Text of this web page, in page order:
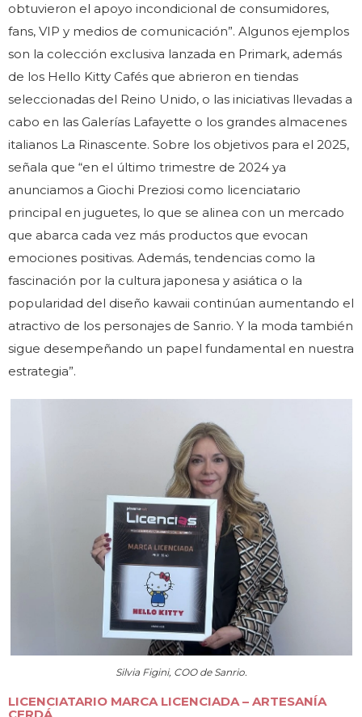
obtuvieron el apoyo incondicional de consumidores,
fans, VIP y medios de comunicación”. Algunos ejemplos
son la colección exclusiva lanzada en Primark, además
de los Hello Kitty Cafés que abrieron en tiendas
seleccionadas del Reino Unido, o las iniciativas llevadas a
cabo en las Galerías Lafayette o los grandes almacenes
italianos La Rinascente. Sobre los objetivos para el 2025,
señala que “en el último trimestre de 2024 ya
anunciamos a Giochi Preziosi como licenciatario
principal en juguetes, lo que se alinea con un mercado
que abarca cada vez más productos que evocan
emociones positivas. Además, tendencias como la
fascinación por la cultura japonesa y asiática o la
popularidad del diseño kawaii continúan aumentando el
atractivo de los personajes de Sanrio. Y la moda también
sigue desempeñando un papel fundamental en nuestra
estrategia”.
Silvia Figini, COO de Sanrio.
LICENCIATARIO MARCA LICENCIADA – ARTESANÍA